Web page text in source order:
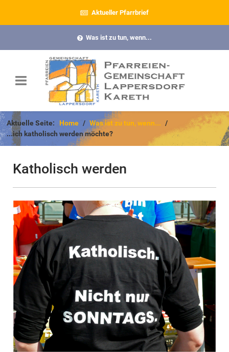
Aktueller Pfarrbrief
Was ist zu tun, wenn...
Aktuelle Seite: Home
Was ist zu tun, wenn...
...ich katholisch werden möchte?
Katholisch werden